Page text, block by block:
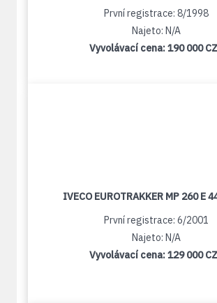
První registrace: 8/1998
Najeto: N/A
Vyvolávací cena:190 000
IVECO EUROTRAKKER MP 260 E
První registrace: 6/2001
Najeto: N/A
Vyvolávací cena:129 000